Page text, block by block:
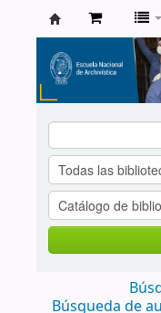
Catálogo
de
Biblioteca
ENA
Búsqueda de